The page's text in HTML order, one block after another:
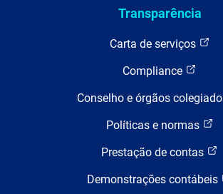
Transparência
Carta de serviços
Compliance
Conselho e órgãos
Políticas e normas
Prestação de contas
Demonstrações contábeis